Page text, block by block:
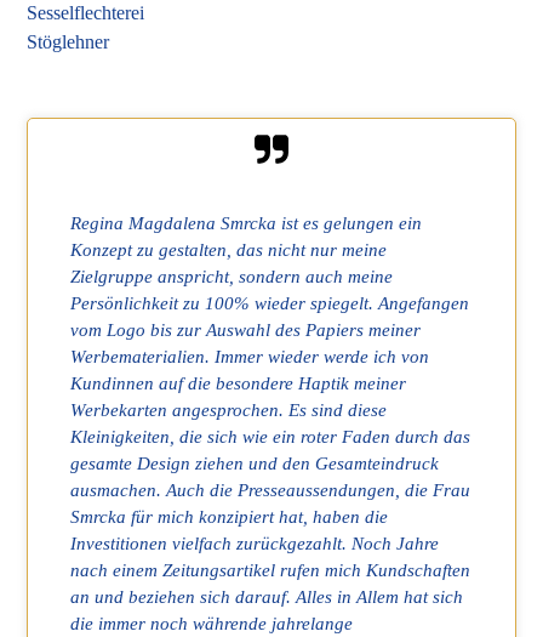
Regina Magdalena Smrcka ist es gelungen ein
Konzept zu gestalten, das nicht nur meine
Zielgruppe anspricht, sondern auch meine
Persönlichkeit zu 100% wieder spiegelt. Angefangen
vom Logo bis zur Auswahl des Papiers meiner
Werbematerialien. Immer wieder werde ich von
Kundinnen auf die besondere Haptik meiner
Werbekarten angesprochen. Es sind diese
Kleinigkeiten, die sich wie ein roter Faden durch das
gesamte Design ziehen und den Gesamteindruck
ausmachen. Auch die Presseaussendungen, die Frau
Smrcka für mich konzipiert hat, haben die
Investitionen vielfach zurückgezahlt. Noch Jahre
nach einem Zeitungsartikel rufen mich Kundschaften
an und beziehen sich darauf. Alles in Allem hat sich
die immer noch währende jahrelange